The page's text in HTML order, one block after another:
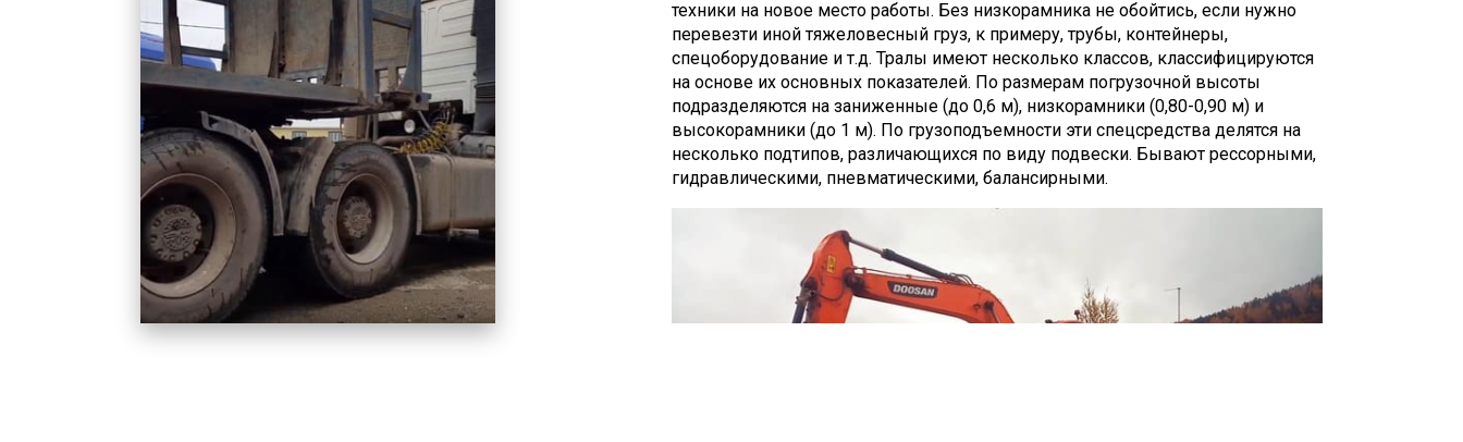
техники на новое место работы. Без низкорамника не обойтись, если нужно
перевезти иной тяжеловесный груз, к примеру, трубы, контейнеры,
спецоборудование и т.д. Тралы имеют несколько классов, классифицируются
на основе их основных показателей. По размерам погрузочной высоты
подразделяются на заниженные (до 0,6 м), низкорамники (0,80-0,90 м) и
высокорамники (до 1 м). По грузоподъемности эти спецсредства делятся на
несколько подтипов, различающихся по виду подвески. Бывают рессорными,
гидравлическими, пневматическими, балансирными.